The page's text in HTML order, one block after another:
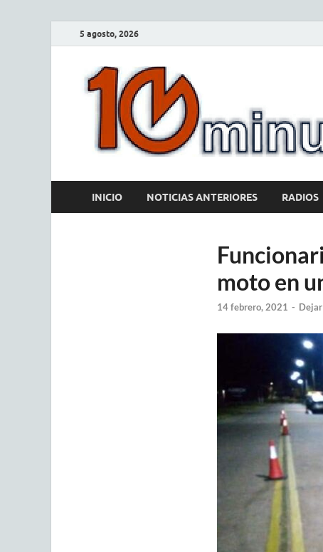
5 agosto, 2026
INICIO NOTICIAS ANTERIORES RADIOS
moto en
14 febrero, 2021 -